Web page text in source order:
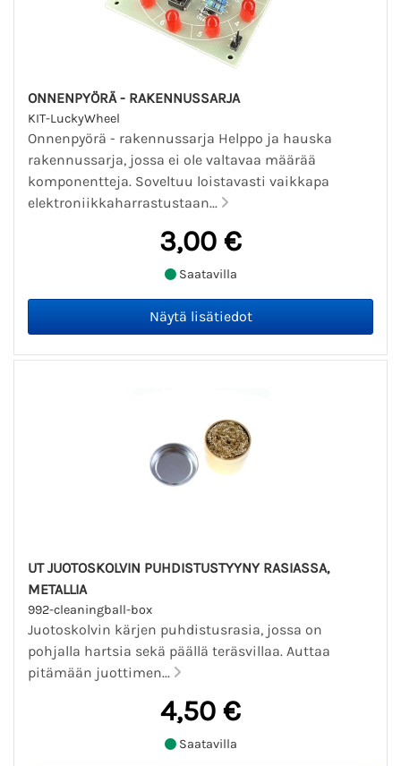
ONNENPYÖRÄ - RAKENNUSSARJA
KIT-LuckyWheel
Onnenpyörä - rakennussarja Helppo ja hauska
rakennussarja, jossa ei ole valtavaa määrää
komponentteja. Soveltuu loistavasti vaikkapa
elektroniikkaharrastustaan...
3,00 €
Saatavilla
UT JUOTOSKOLVIN PUHDISTUSTYYNY RASIASSA,
METALLIA
992-cleaningball-box
Juotoskolvin kärjen puhdistusrasia, jossa on
pohjalla hartsia sekä päällä teräsvillaa. Auttaa
pitämään juottimen...
4,50 €
Saatavilla